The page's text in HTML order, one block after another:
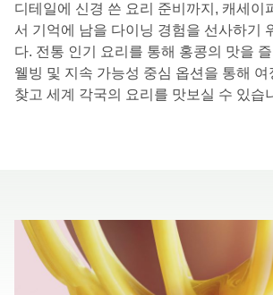
디테일에 신경 쓴 요리 준비까지, 캐세이
서 기억에 남을 다이닝 경험을 선사하기
다. 전통 인기 요리를 통해 홍콩의 맛을
웰빙 및 지속 가능성 중심 옵션을 통해 여
찾고 세계 각국의 요리를 맛보실 수 있습